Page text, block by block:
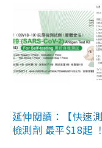
延伸閱讀：【快速
檢測劑 最平$18起